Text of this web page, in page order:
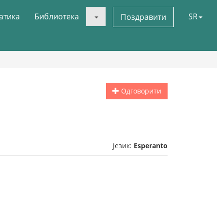
Библиотека Поздравити SR
Одговорити
Језик: Esperanto